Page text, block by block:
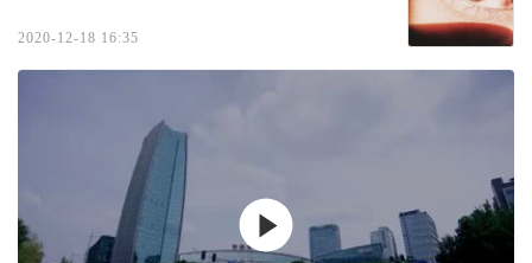
2020-12-18 16:35